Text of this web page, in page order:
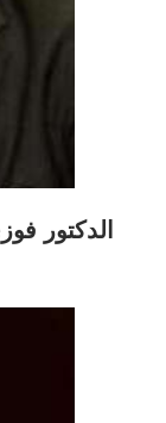
الدكتور